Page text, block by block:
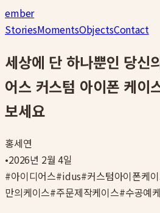
ember
StoriesMomentsObjectsContact
세상에 단 하나뿐인 당신
어스 커스텀 아이폰 케이
보세요
홍세연
•2026년 2월 4일
#아이디어스#idus#커스텀아이폰케
만의케이스#주문제작케이스#수공예